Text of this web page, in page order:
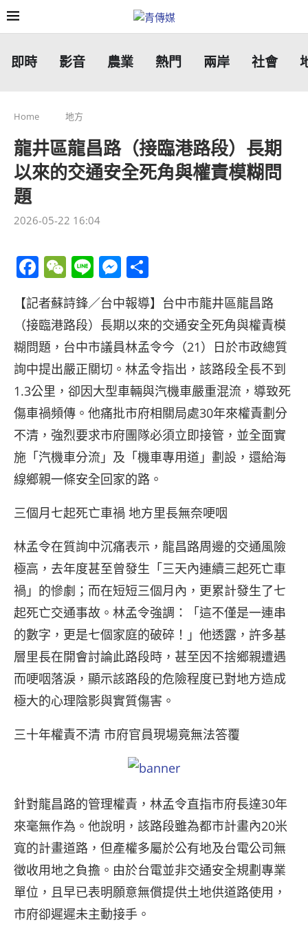
即時 影音 農業 熱門 兩岸 社會
Home 地方
龍井區龍昌路（接臨港路段）長期
以來的交通安全死角與權責模糊問
題
2026-05-22 16:04
Facebook
WeChat
LineMessenger
享
【記者蘇詩鋒／台中報導】台中市龍井區龍昌路
（接臨港路段）長期以來的交通安全死角與權責模
糊問題，台中市議員林孟令今（21）日於市政總質
詢中提出嚴正關切。林孟令指出，該路段全長不到
1.3公里，卻因大型車輛與汽機車嚴重混流，導致死
傷車禍頻傳。他痛批市府相關局處30年來權責劃分
不清，強烈要求市府團隊必須立即接管，並全面實
施「汽機車分流」及「機車專用道」劃設，還給海
線鄉親一條安全回家的路。
三個月七起死亡車禍 地方里長無奈哽咽
林孟令在質詢中沉痛表示，龍昌路周邊的交通風險
極高，去年度甚至曾發生「三天內連續三起死亡車
禍」的慘劇；而在短短三個月內，更累計發生了七
起死亡交通事故。林孟令強調：「這不僅是一連串
的數字，更是七個家庭的破碎！」他透露，許多基
層里長在開會討論此路段時，甚至因不捨鄉親遭遇
而哽咽落淚，顯示該路段的危險程度已對地方造成
極大的心理陰影與實質傷害。
三十年權責不清 市府官員現場竟無法答覆
針對龍昌路的管理權責，林孟令直指市府長達30年
來毫無作為。他說明，該路段雖為都市計畫內20米
寬的計畫道路，但產權多屬於公有地及台電公司無
徵收用地之負擔。由於台電並非交通安全規劃專業
單位，且早已表明願意無償提供土地供道路使用，
市府卻遲遲未主動接手。